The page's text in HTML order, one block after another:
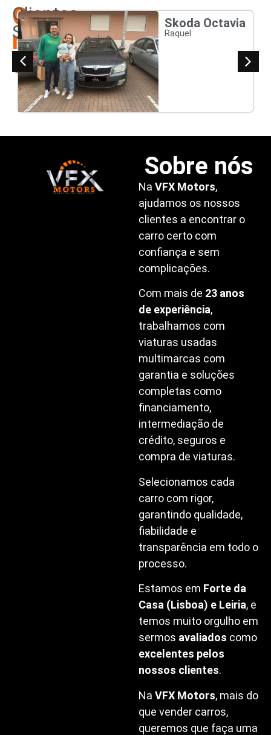
Os
nossos
clientes
Clientes
Satisfeitos
Skoda Octavia
Raquel
Sobre nós
NaVFX Motors,
ajudamos os nossos
clientes a encontrar o
carro certo com
confiança e sem
complicações.
Com mais de 23 anos
de experiência,
trabalhamos com
viaturas usadas
multimarcas com
garantia e soluções
completas como
financiamento,
intermediação de
crédito, seguros e
compra de viaturas.
Selecionamos cada
carro com rigor,
garantindo qualidade,
fiabilidade e
transparência em todo o
processo.
Estamos em Forte da
Casa (Lisboa) e Leiria, e
temos muito orgulho em
sermos avaliados como
excelentes pelos
nossos clientes.
NaVFX Motors, mais do
que vender carros,
queremos que faça uma